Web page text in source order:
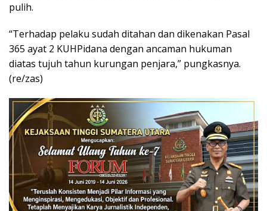
pulih.
“Terhadap pelaku sudah ditahan dan dikenakan Pasal
365 ayat 2 KUHPidana dengan ancaman hukuman
diatas tujuh tahun kurungan penjara,” pungkasnya.
(re/zas)